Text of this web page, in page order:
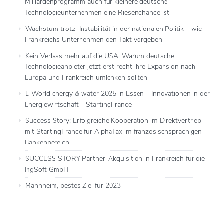
Technologieunternehmen eine Riesenchance ist
Wachstum trotz Instabilität in der nationalen Politik – wie
Frankreichs Unternehmen den Takt vorgeben
Kein Verlass mehr auf die USA. Warum deutsche
Technologieanbieter jetzt erst recht ihre Expansion nach
Europa und Frankreich umlenken sollten
E-World energy & water 2025 in Essen – Innovationen in der
Energiewirtschaft – StartingFrance
Success Story: Erfolgreiche Kooperation im Direktvertrieb
mit StartingFrance für AlphaTax im französischsprachigen
Bankenbereich
SUCCESS STORY Partner-Akquisition in Frankreich für die
IngSoft GmbH
Mannheim, bestes Ziel für 2023